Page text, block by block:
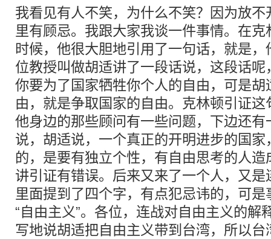
我看见有人不笑，为什么不笑？因为放
里有顾忌。我跟大家我谈一件事情。在
时候，他很大胆地引用了一句话，就是
位教授叫做胡适讲了一段话说，这段话
你要为了国家牺牲你个人的自由，可是
由，就是争取国家的自由。克林顿引证
他身边的那些顾问有一些问题，下边还
说，胡适说，一个真正的开明进步的国
的，是要有独立个性，有自由思考的人
讲引证有错误。后来又来了一个人，又
里面提到了四个字，有点犯忌讳的，可
“自由主义”。各位，连战对自由主义的解
写地说胡适把自由主义带到台湾，所以